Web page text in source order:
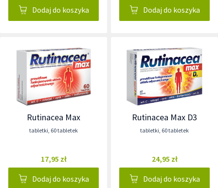
Dodaj do koszyka Dodaj do koszyka
Rutinacea Max
tabletki, 60 tabletek
17,95 zł
Dodaj do koszyka
Rutinacea Max D3
tabletki, 60 tabletek
24,95 zł
Dodaj do koszyka